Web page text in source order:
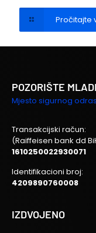
Pročitajte
POZORIŠTE
Mjesto sigurnog
Transakcijski račun:
(Raiffeisen bank dd
1610250022930071
Identifikacioni broj:
4209890760008
IZDVOJENO